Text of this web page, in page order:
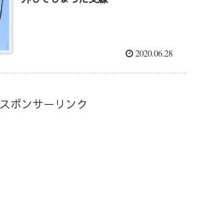
2020.06.28
スポンサーリンク